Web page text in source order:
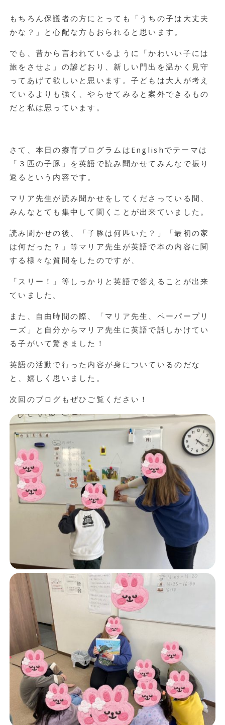
もちろん保護者の方にとっても「うちの子は大丈夫
かな？」と心配な方もおられると思います。
でも、昔から言われているように「かわいい子には
旅をさせよ」の諺どおり、新しい門出を温かく見守
ってあげて欲しいと思います。子どもは大人が考え
ているよりも強く、やらせてみると案外できるもの
だと私は思っています。
さて、本日の療育プログラムはEnglishでテーマは
「３匹の子豚」を英語で読み聞かせてみんなで振り
返るという内容です。
マリア先生が読み聞かせをしてくださっている間、
みんなとても集中して聞くことが出来ていました。
読み聞かせの後、「子豚は何匹いた？」「最初の家
は何だった？」等マリア先生が英語で本の内容に関
する様々な質問をしたのですが、
「スリー！」等しっかりと英語で答えることが出来
ていました。
また、自由時間の際、「マリア先生、ペーパープリ
ーズ」と自分からマリア先生に英語で話しかけてい
る子がいて驚きました！
英語の活動で行った内容が身についているのだな
と、嬉しく思いました。
次回のブログもぜひご覧ください！